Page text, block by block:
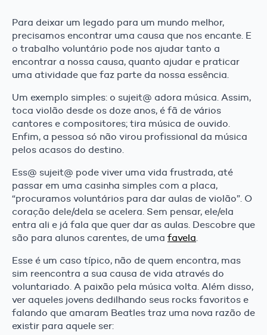
Para deixar um legado para um mundo melhor,
precisamos encontrar uma causa que nos encante. E
o trabalho voluntário pode nos ajudar tanto a
encontrar a nossa causa, quanto ajudar e praticar
uma atividade que faz parte da nossa essência.
Um exemplo simples: o sujeit@ adora música. Assim,
toca violão desde os doze anos, é fã de vários
cantores e compositores; tira música de ouvido.
Enfim, a pessoa só não virou profissional da música
pelos acasos do destino.
Ess@ sujeit@ pode viver uma vida frustrada, até
passar em uma casinha simples com a placa,
“procuramos voluntários para dar aulas de violão”. O
coração dele/dela se acelera. Sem pensar, ele/ela
entra ali e já fala que quer dar as aulas. Descobre que
são para alunos carentes, de uma favela.
Esse é um caso típico, não de quem encontra, mas
sim reencontra a sua causa de vida através do
voluntariado. A paixão pela música volta. Além disso,
ver aqueles jovens dedilhando seus rocks favoritos e
falando que amaram Beatles traz uma nova razão de
existir para aquele ser: